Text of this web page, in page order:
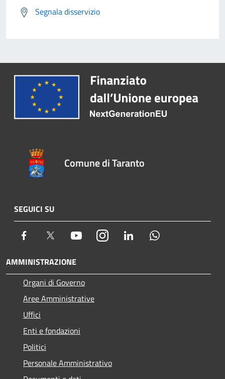
Segnala disservizio
Comune di Taranto
SEGUICI SU
Facebook Twitter YoutubeInstagram LinkedIn
AMMINISTRAZIONE
Organi di Governo
Aree Amministrative
Uffici
Enti e fondazioni
Politici
Personale Amministrativo